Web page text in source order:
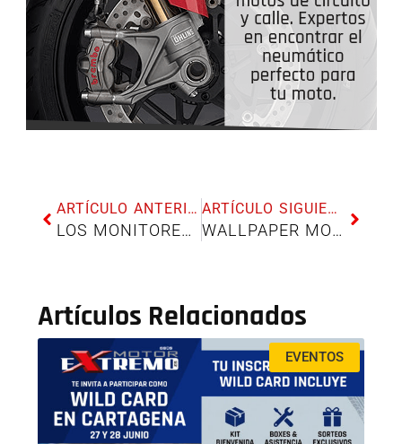
ARTÍCULO ANTERIOR
LOS MONITORES DE MOTOR EXTREMO
ARTÍCULO SIGUIENTE
WALLPAPER MOTOR EXTREMO 2023
Artículos Relacionados
EVENTOS